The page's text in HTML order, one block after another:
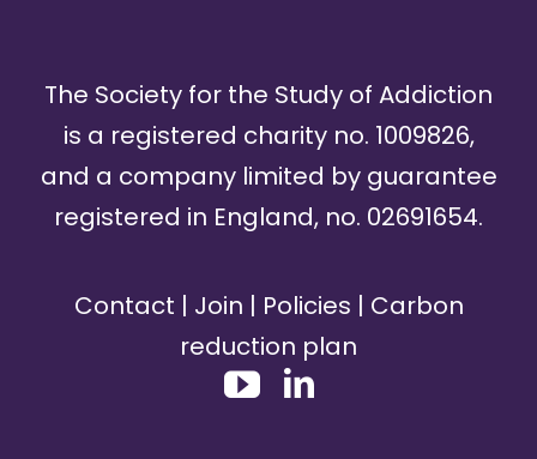
The Society for the Study of Addiction
is a registered charity no. 1009826,
and a company limited by guarantee
registered in England, no. 02691654.
Contact | Join | Policies | Carbon
reduction plan